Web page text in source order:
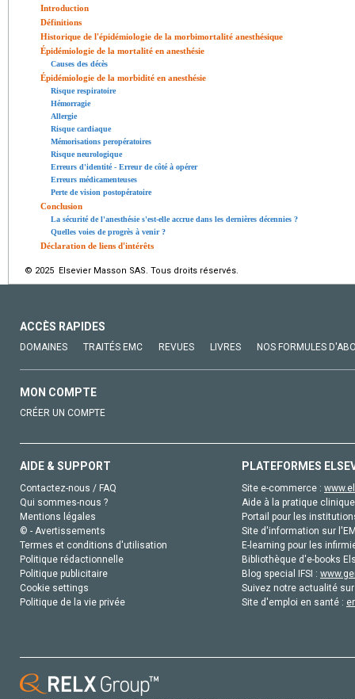
Introduction
Définitions
Historique de l'épidémiologie de la morbimortalité anesthésique
Épidémiologie de la mortalité en anesthésie
Causes des décès
Épidémiologie de la morbidité en anesthésie
Risque respiratoire
Hémorragie
Allergie
Risque cardiaque
Mémorisations peropératoires
Risque neurologique
Erreurs d'identité - Erreur de côté à opérer
Erreurs médicamenteuses
Perte de vision postopératoire
Conclusion
La sécurité de l'anesthésie s'est-elle accrue dans les dernières décennies ?
Quelles voies de progrès à venir ?
Déclaration de liens d'intérêts
© 2025 Elsevier Masson SAS. Tous droits réservés.
ACCÈS RAPIDES
DOMAINES TRAITÉS EMC REVUES LIVRES NOS FORMULES
MON COMPTE
CRÉER UN COMPTE
AIDE & SUPPORT
Contactez-nous / FAQ
Qui sommes-nous ?
Mentions légales
© - Avertissements
Termes et conditions d'utilisation
Politique rédactionnelle
Politique publicitaire
Cookie settings
Politique de la vie privée
PLATEFORMES
Site e-commerce :
Aide à la pratique
Portail pour les
Site d'information sur
E-learning pour les
Bibliothèque d'e-books
Blog special IFSI :
Suivez notre actualité
Site d'emploi en santé :